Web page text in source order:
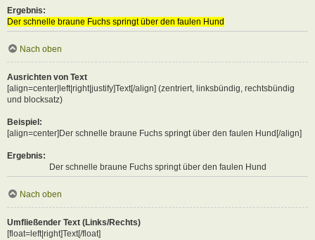
Ergebnis:
Der schnelle braune Fuchs springt über den faulen Hund
Nach oben
Ausrichten von Text
[align=center|left|right|justify]Text[/align] (zentriert, linksbündig, rechtsbündig
und blocksatz)
Beispiel:
[align=center]Der schnelle braune Fuchs springt über den faulen Hund[/align]
Ergebnis:
Der schnelle braune Fuchs springt über den faulen Hund
Nach oben
Umfließender Text (Links/Rechts)
[float=left|right]Text[/float]